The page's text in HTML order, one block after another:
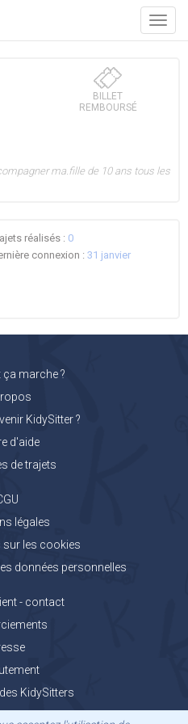
Menu
BILLET
REMBOURSÉ
ma.fille de 10 ans tous les
réalisés : 0
connexion : 31 janvier
marche ?
KidySitter ?
d'aide
de trajets
légales
sur les cookies
données personnelles
- contact
KidySitters